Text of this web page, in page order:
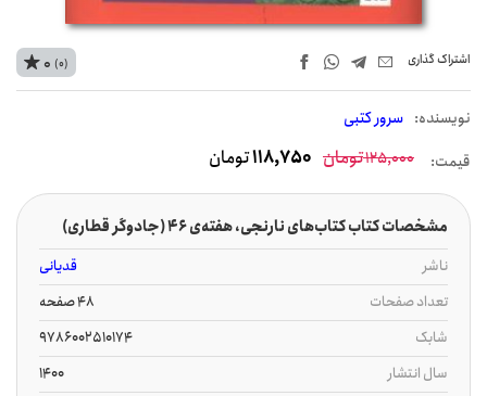
اشتراک‌ گذاری
نويسنده: سرور کتبی
0 (0)
قیمت: 125,000تومان 118,750تومان
مشخصات کتاب کتاب‌های نارنجی، هفته‌ی 46 (جادوگر قطاری)
ناشر
قدیانی
تعداد صفحات
48 صفحه
شابک
9786002510174
سال انتشار
1400